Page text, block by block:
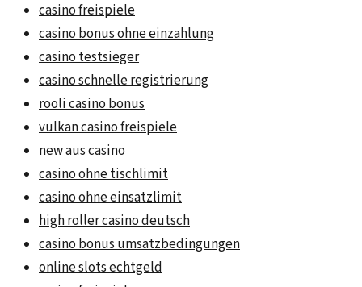
casino freispiele
casino bonus ohne einzahlung
casino testsieger
casino schnelle registrierung
rooli casino bonus
vulkan casino freispiele
new aus casino
casino ohne tischlimit
casino ohne einsatzlimit
high roller casino deutsch
casino bonus umsatzbedingungen
online slots echtgeld